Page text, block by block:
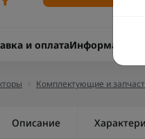
и оплатаИнформация
Комплектующие и
Описание